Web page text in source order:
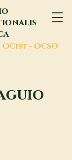
OCist - OCSO